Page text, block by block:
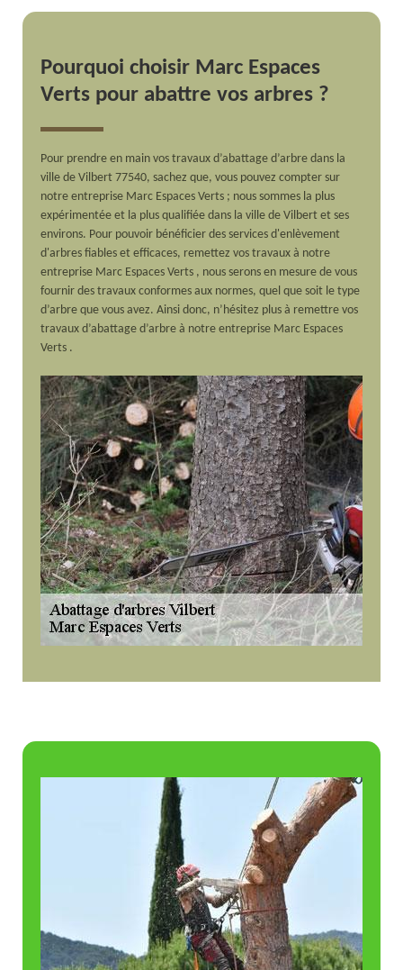
Pourquoi choisir Marc Espaces
Verts pour abattre vos arbres ?
Pour prendre en main vos travaux d’abattage d’arbre dans la
ville de Vilbert 77540, sachez que, vous pouvez compter sur
notre entreprise Marc Espaces Verts ; nous sommes la plus
expérimentée et la plus qualifiée dans la ville de Vilbert et ses
environs. Pour pouvoir bénéficier des services d'enlèvement
d'arbres fiables et efficaces, remettez vos travaux à notre
entreprise Marc Espaces Verts , nous serons en mesure de vous
fournir des travaux conformes aux normes, quel que soit le type
d’arbre que vous avez. Ainsi donc, n’hésitez plus à remettre vos
travaux d’abattage d’arbre à notre entreprise Marc Espaces
Verts .